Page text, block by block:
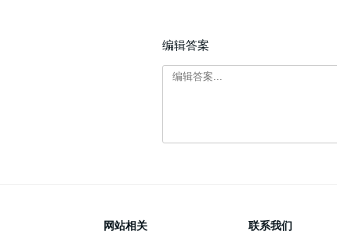
编辑答案
网站相关 联系我们